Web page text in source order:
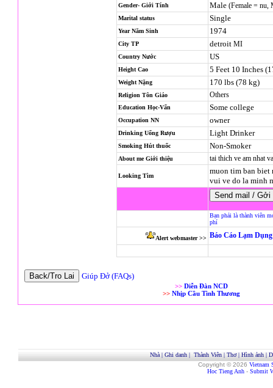
Gender- Giới Tính Male (Female = nu,
Marital status Single
Year Năm Sinh 1974
City TP detroit MI
Country Nước US
Height Cao 5 Feet 10 Inches
Weight Nặng 170 lbs (78 kg)
Religion Tôn Giáo Others
Education Học-Vấn Some college
Occupation NN owner
Drinking Uống Rượu Light Drinker
Smoking Hút thuốc Non-Smoker
About me Giới thiệu tai thich ve am nhat
Looking Tìm
muon tim ban biet
vui ve do la minh
Bạn phải là thành viên
phí
Alert webmaster >> Báo Cáo Lạm
Giúp Đở (FAQs)
>> Diễn Đàn NCD
>> Nhịp Cầu Tình Thương
Nhà| Ghi danh| Thành Viên| Thơ| Hình ảnh|
Copyright © 2026 Vietnam
Hoc Tieng Anh - Submit